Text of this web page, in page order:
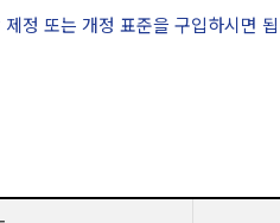
정 또는 개정 표준을 구입하시면